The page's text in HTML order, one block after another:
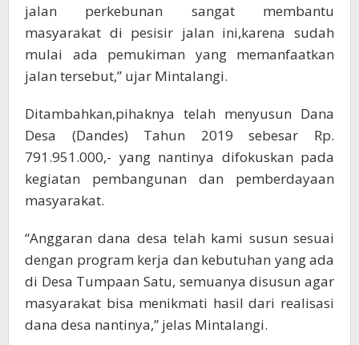
jalan perkebunan sangat membantu
masyarakat di pesisir jalan ini,karena sudah
mulai ada pemukiman yang memanfaatkan
jalan tersebut,” ujar Mintalangi.
Ditambahkan,pihaknya telah menyusun Dana
Desa (Dandes) Tahun 2019 sebesar Rp.
791.951.000,- yang nantinya difokuskan pada
kegiatan pembangunan dan pemberdayaan
masyarakat.
“Anggaran dana desa telah kami susun sesuai
dengan program kerja dan kebutuhan yang ada
di Desa Tumpaan Satu, semuanya disusun agar
masyarakat bisa menikmati hasil dari realisasi
dana desa nantinya,” jelas Mintalangi.